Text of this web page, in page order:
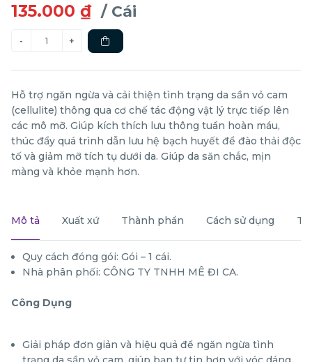
135.000 ₫ / Cái
Hỗ trợ ngăn ngừa và cải thiện tình trạng da sần vỏ cam
(cellulite) thông qua cơ chế tác động vật lý trực tiếp lên
các mô mỡ. Giúp kích thích lưu thông tuần hoàn máu,
thúc đẩy quá trình dẫn lưu hệ bạch huyết để đào thải độc
tố và giảm mỡ tích tụ dưới da. Giúp da săn chắc, mịn
màng và khỏe mạnh hơn.
Mô tả Xuất xứ Thành phần Cách sử dụng
Quy cách đóng gói: Gói – 1 cái.
Nhà phân phối: CÔNG TY TNHH MÊ ĐI CA.
Công Dụng
Giải pháp đơn giản và hiệu quả để ngăn ngừa tình